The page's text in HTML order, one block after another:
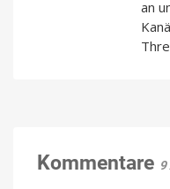
an
Kommentare